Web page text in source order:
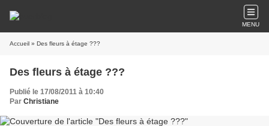
MENU
Accueil » Des fleurs à étage ???
Des fleurs à étage ???
Publié le 17/08/2011 à 10:40
Par Christiane